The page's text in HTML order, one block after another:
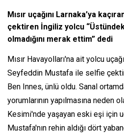
Mısır uçağını Larnaka’ya
çektiren İngiliz yolcu
olmadığını merak ettim” dedi
Mısır Havayolları'na ait yolcu
Seyfeddin Mustafa ile selfie
Ben Innes, ünlü oldu. Sanal
yorumlarının yapılmasına neden
Kesimi'nde yaşayan eski eşi için
Mustafa'nın rehin aldığı dört